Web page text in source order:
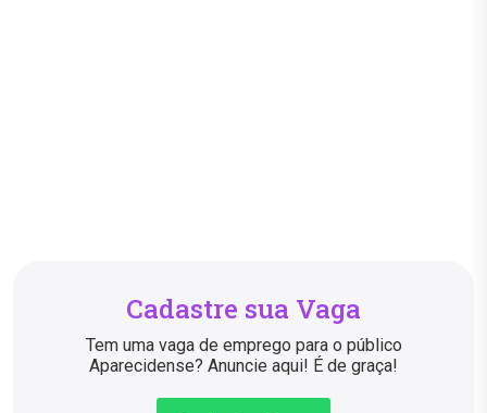
Cadastre sua Vaga
Tem uma vaga de emprego para o público
Aparecidense? Anuncie aqui! É de graça!